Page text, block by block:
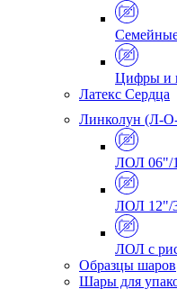
Цифры и
Латекс Сердца
Линколун (Л-
ЛОЛ 06"/
ЛОЛ 12"/
ЛОЛ с
Образцы шаров
Шары для